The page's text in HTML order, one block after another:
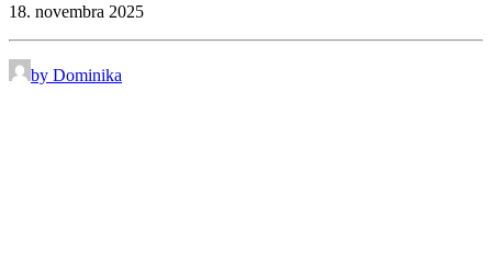
18. novembra 2025
by Dominika